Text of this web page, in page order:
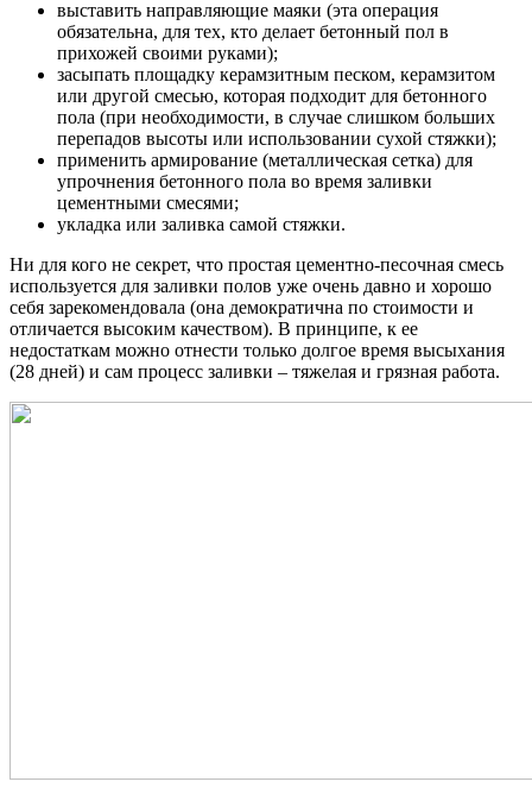
выставить направляющие маяки (эта операция
обязательна, для тех, кто делает бетонный пол в
прихожей своими руками);
засыпать площадку керамзитным песком, керамзитом
или другой смесью, которая подходит для бетонного
пола (при необходимости, в случае слишком больших
перепадов высоты или использовании сухой стяжки);
применить армирование (металлическая сетка) для
упрочнения бетонного пола во время заливки
цементными смесями;
укладка или заливка самой стяжки.
Ни для кого не секрет, что простая цементно-песочная смесь
используется для заливки полов уже очень давно и хорошо
себя зарекомендовала (она демократична по стоимости и
отличается высоким качеством). В принципе, к ее
недостаткам можно отнести только долгое время высыхания
(28 дней) и сам процесс заливки – тяжелая и грязная работа.